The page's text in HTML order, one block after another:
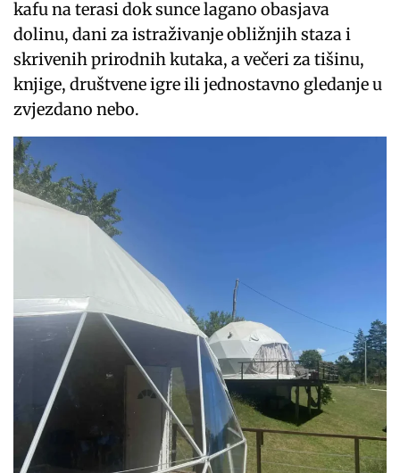
kafu na terasi dok sunce lagano obasjava
dolinu, dani za istraživanje obližnjih staza i
skrivenih prirodnih kutaka, a večeri za tišinu,
knjige, društvene igre ili jednostavno gledanje u
zvjezdano nebo.